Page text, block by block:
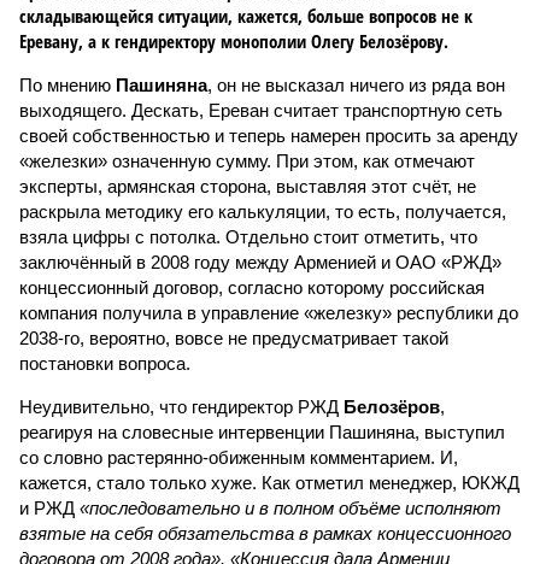
складывающейся ситуации, кажется, больше вопросов не к
Еревану, а к гендиректору монополии Олегу Белозёрову.
По мнению Пашиняна, он не высказал ничего из ряда вон
выходящего. Дескать, Ереван считает транспортную сеть
своей собственностью и теперь намерен просить за аренду
«железки» означенную сумму. При этом, как отмечают
эксперты, армянская сторона, выставляя этот счёт, не
раскрыла методику его калькуляции, то есть, получается,
взяла цифры с потолка. Отдельно стоит отметить, что
заключённый в 2008 году между Арменией и ОАО «РЖД»
концессионный договор, согласно которому российская
компания получила в управление «железку» республики до
2038-го, вероятно, вовсе не предусматривает такой
постановки вопроса.
Неудивительно, что гендиректор РЖД Белозёров,
реагируя на словесные интервенции Пашиняна, выступил
со словно растерянно-обиженным комментарием. И,
кажется, стало только хуже. Как отметил менеджер, ЮКЖД
и РЖД «последовательно и в полном объёме исполняют
взятые на себя обязательства в рамках концессионного
договора от 2008 года». «Концессия дала Армении